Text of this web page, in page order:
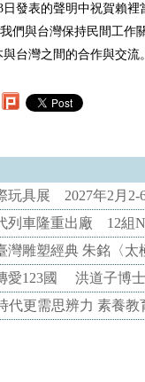
日發表的聲明中祝賀賴
們與台灣保持民間工作
台灣之間的合作與交流
玩具展 2027年2月2-
列車隆重出廠 12組
灣雕塑經典 朱銘〈
愛123國 洪道子博
代更需思辨力 素養